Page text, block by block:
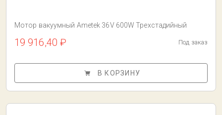
Мотор вакуумный Ametek 36V 600W Трехстадийный
19 916,40 ₽ Под заказ
В КОРЗИНУ